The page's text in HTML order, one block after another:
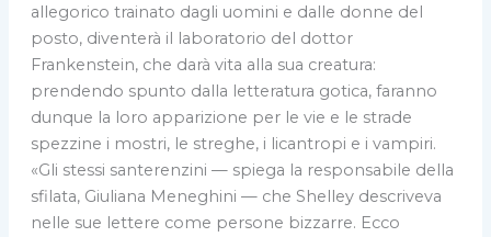
allegorico trainato dagli uomini e dalle donne del
posto, diventerà il laboratorio del dottor
Frankenstein, che darà vita alla sua creatura:
prendendo spunto dalla letteratura gotica, faranno
dunque la loro apparizione per le vie e le strade
spezzine i mostri, le streghe, i licantropi e i vampiri.
«Gli stessi santerenzini — spiega la responsabile della
sfilata, Giuliana Meneghini — che Shelley descriveva
nelle sue lettere come persone bizzarre. Ecco